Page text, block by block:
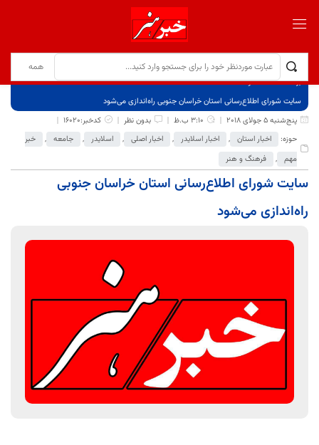
برگ نخست
نوشته‌ها
سایت شورای اطلاع‌رسانی استان خراسان جنوبی را‌ه‌اندازی می‌شود
پنج‌شنبه 5 جولای 2018
3:10 ب.ظ بدون نظر
کدخبر:16020
حوزه:
اخبار استان , اخبار اسلایدر , اخبار اصلی , اسلایدر , جامعه ,
خبر
مهم , فرهنگ و هنر
سایت شورای اطلاع‌رسانی استان خراسان جنوبی
را‌ه‌اندازی می‌شود